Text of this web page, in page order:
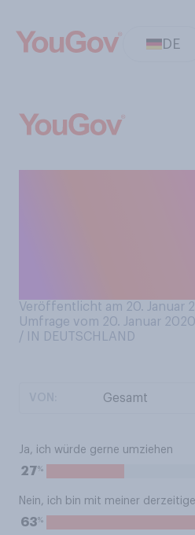
DE
Veröffentlicht am 20. Januar
Umfrage vom 20. Januar
/ IN DEUTSCHLAND
Ja, ich würde gerne umziehen
27%
Nein, ich bin mit meiner
63%